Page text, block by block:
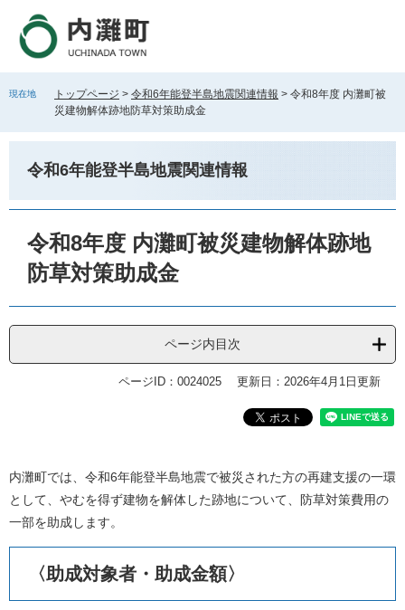
す
し
文
現在地 トップページ > 令和6年能登半島地震関連情報 > 令和8年度 内灘町被
災建物解体跡地防草対策助成金
令和6年能登半島地震関連情報
令和8年度 内灘町被災建物解体跡地
防草対策助成金
ページ内目次
ページID：0024025 更新日：2026年4月1日更新
内灘町では、 令和6年能登半島地震で被災された方の再建支援の一環
として、やむを得ず建物を解体した跡地について、防草対策費用の
一部を助成します。
〈助成対象者・助成金額〉